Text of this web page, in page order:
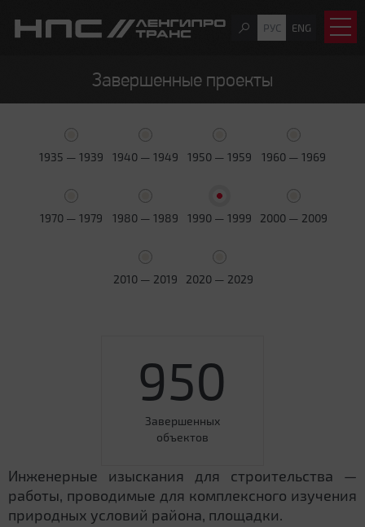
РУС ENG
Завершенные проекты
1935 — 1939 1940 — 1949 1950 — 1959 1960 — 1969
1970 — 1979 1980 — 1989 1990 — 1999 2000 — 2009
2010 — 2019 2020 — 2029
950
Завершенных
объектов
Инженерные изыскания для строительства —
работы, проводимые для комплексного изучения
природных условий района, площадки.